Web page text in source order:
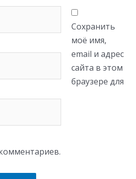
Сохранить
моё имя,
email и адрес
сайта в этом
браузере для